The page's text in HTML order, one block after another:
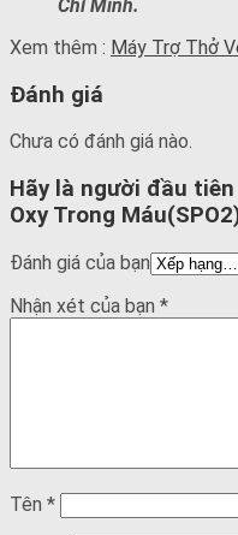
Chí Minh.
Xem thêm : Máy Trợ Thở
Đánh giá
Chưa có đánh giá nào.
Hãy là người đầu
Oxy Trong
Đánh giá của bạn
Nhận xét của bạn *
Tên *